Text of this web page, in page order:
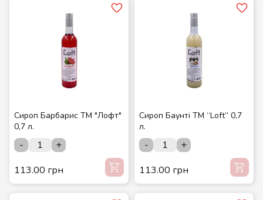
Сироп Барбарис ТМ "Лофт"
0,7 л.
-
+
113.00 грн
Сироп Баунті ТМ “Loft” 0,7
л.
-
+
113.00 грн